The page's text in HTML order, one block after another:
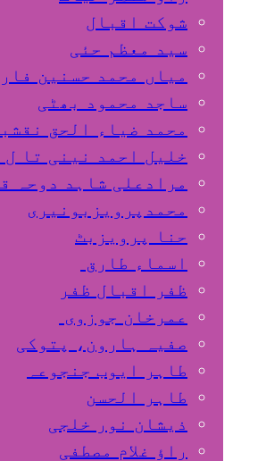
شوکت اقبال
سید معظم حئی
میاں محمد حسنین
ساجد محمود بھٹی
محمد ضیاء الحق
خلیل احمد نینی تا ل
مرادعلی شاہد دوحہ
محمدپرویزبونیری
حنا پرویزبٹ
اسماء طارق
ظفر اقبال ظفر
عمرخان جوزوی
صفیہ ہارون، پتوکی
طاہر ایوب جنجوعہ
طاہر الحسن
ذیشان نور خلجی
راﺅ غلام مصطفی